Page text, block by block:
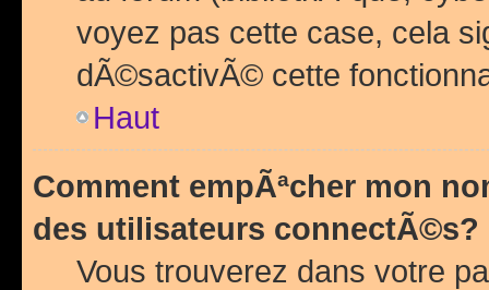
voyez pas cette case, cela
dÃ©sactivÃ© cette
Haut
Comment empÃªcher mon
des utilisateurs connectÃ©s?
Vous trouverez dans votre